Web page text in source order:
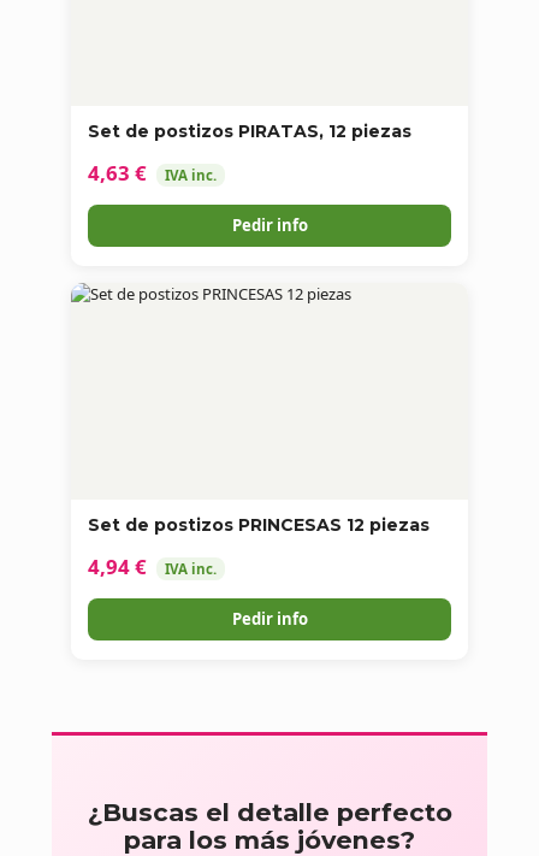
Set de postizos PIRATAS, 12 piezas
4,63 € IVA inc.
Pedir info
Set de postizos PRINCESAS 12 piezas
4,94 € IVA inc.
Pedir info
¿Buscas el detalle perfecto
para los más jóvenes?